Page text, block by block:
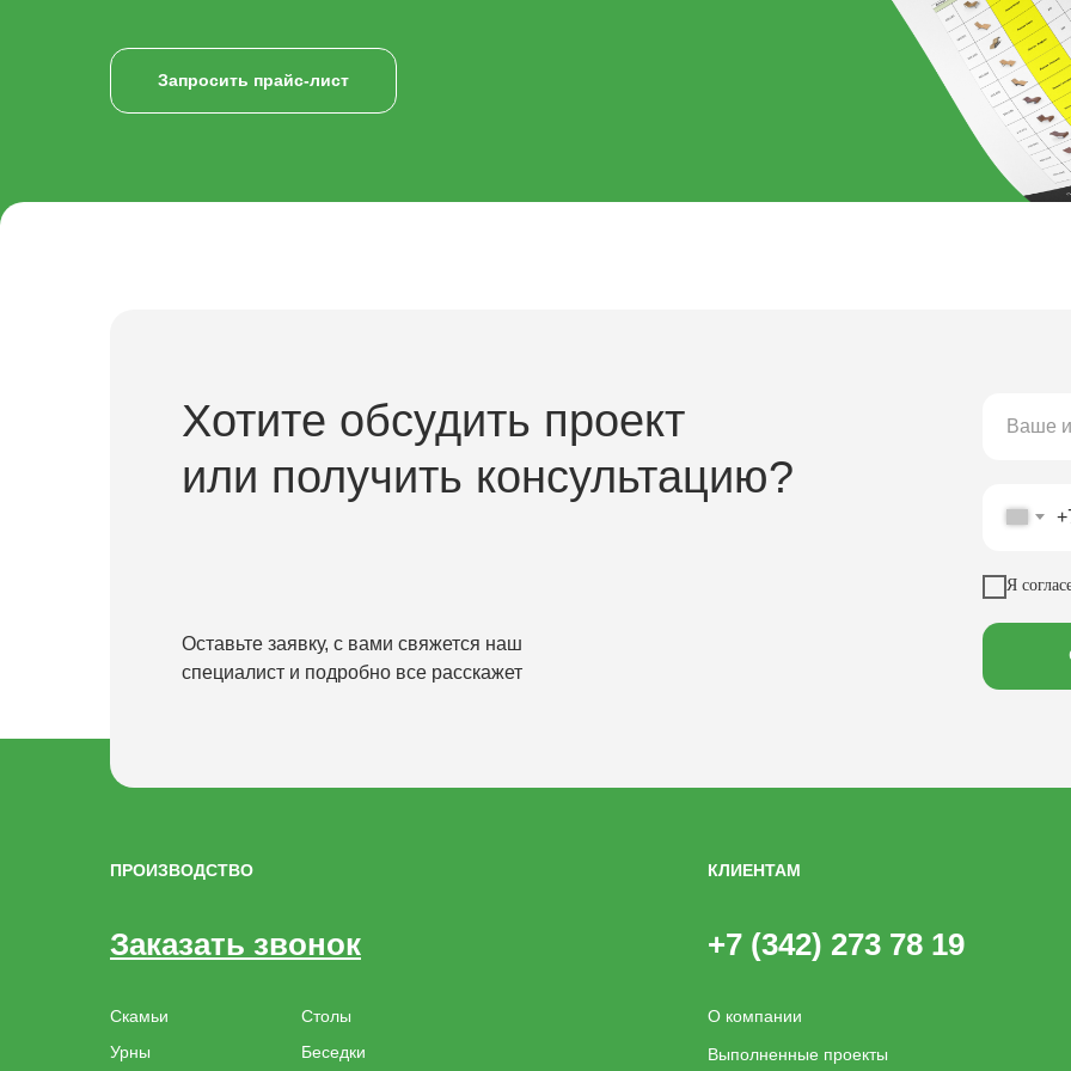
Запросить прайс-лист
Хотите обсудить проект
или получить консультацию?
Оставьте заявку, с вами свяжется наш
специалист и подробно все расскажет
Я
КЛИЕНТАМ
+7 (342) 273 78 19
О компании
Выполненные проекты
ПРОИЗВОДСТВО
Скамьи
Урны
Заказать звонок
Столы
Беседки